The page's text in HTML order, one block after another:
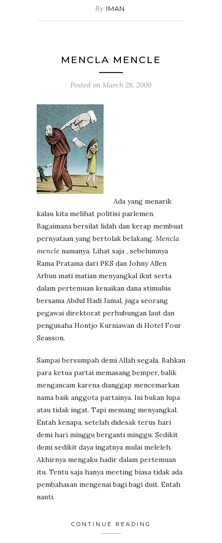
By IMAN
MENCLA MENCLE
Posted on March 28, 2009
Ada yang menarik
kalau kita melihat politisi parlemen.
Bagaimana bersilat lidah dan kerap membuat
pernyataan yang bertolak belakang. Mencla
mencle namanya. Lihat saja , sebelumnya
Rama Pratama dari PKS dan Johny Allen
Arbun mati matian menyangkal ikut serta
dalam pertemuan kenaikan dana stimulus
bersama Abdul Hadi Jamal, juga seorang
pegawai direktorat perhubungan laut dan
pengusaha Hontjo Kurniawan di Hotel Four
Seasson.
Sampai bersumpah demi Allah segala. Bahkan
para ketua partai memasang bemper, balik
mengancam karena dianggap mencemarkan
nama baik anggota partainya. Ini bukan lupa
atau tidak ingat. Tapi memang menyangkal.
Entah kenapa, setelah didesak terus hari
demi hari minggu berganti minggu. Sedikit
demi sedikit daya ingatnya mulai meleleh.
Akhirnya mengaku hadir dalam pertemuan
itu. Tentu saja hanya meeting biasa tidak ada
pembahasan mengenai bagi bagi duit. Entah
nanti.
CONTINUE READING